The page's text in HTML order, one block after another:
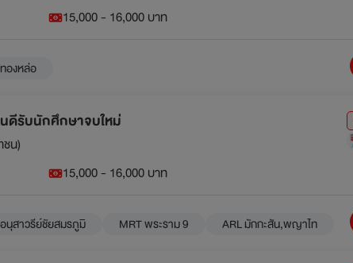
15,000 - 16,000 บาท
องหล่อ
ดีรับนักศึกษาจบใหม่
น)
15,000 - 16,000 บาท
นุสาวรีย์ชัยสมรภูมิ MRT พระราม 9 ARL มักกะสัน,พญาไท